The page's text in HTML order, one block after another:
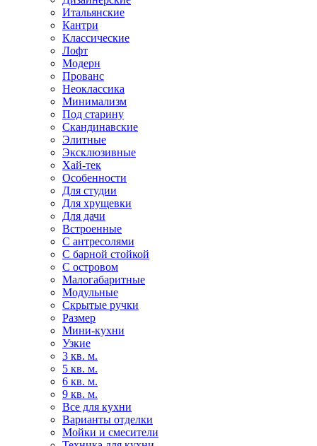
Итальянские
Кантри
Классические
Лофт
Модерн
Прованс
Неоклассика
Минимализм
Под старину
Скандинавские
Элитные
Эксклюзивные
Хай-тек
Особенности
Для студии
Для хрущевки
Для дачи
Встроенные
С антресолями
С барной стойкой
С островом
Малогабаритные
Модульные
Скрытые ручки
Размер
Мини-кухни
Узкие
3 кв. м.
5 кв. м.
6 кв. м.
9 кв. м.
Все для кухни
Варианты отделки
Мойки и смесители